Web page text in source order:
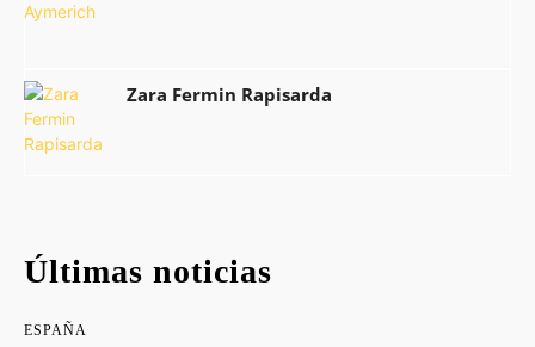
Zara Fermin Rapisarda
Últimas noticias
ESPAÑA